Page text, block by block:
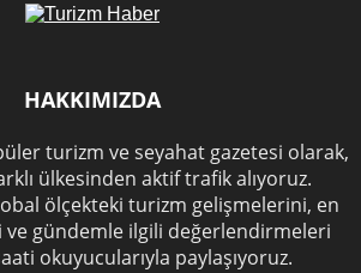
HAKKIMIZDA
turizm ve seyahat gazetesi olarak,
ülkesinden aktif trafik alıyoruz.
ölçekteki turizm gelişmelerini, en
gündemle ilgili değerlendirmeleri
okuyucularıyla paylaşıyoruz.